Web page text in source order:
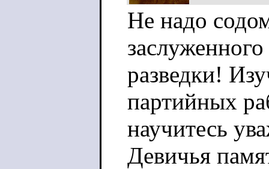
Не надо
разведки!
партийных
научитесь
Девичья